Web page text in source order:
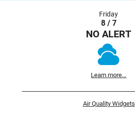
Friday
8 / 7
NO ALERT
Learn more...
Air Quality Widgets